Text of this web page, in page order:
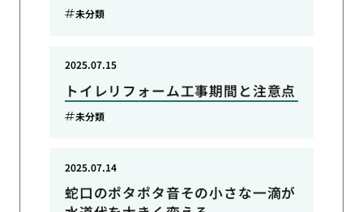
未分類
トイレリフォーム工事期間と注意点
2025.07.15
未分類
蛇口のポタポタ音その小さな一滴が
2025.07.14